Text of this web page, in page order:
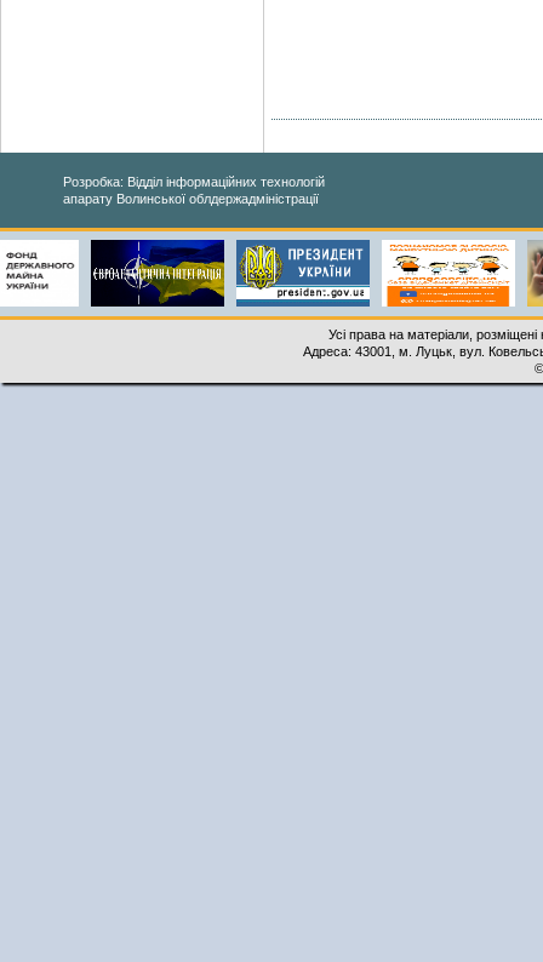
Розробка: Відділ інформаційних технологій
апарату Волинської облдержадміністрації
Усі права на матеріали,
Адреса: 43001, м. Луцьк, вул.